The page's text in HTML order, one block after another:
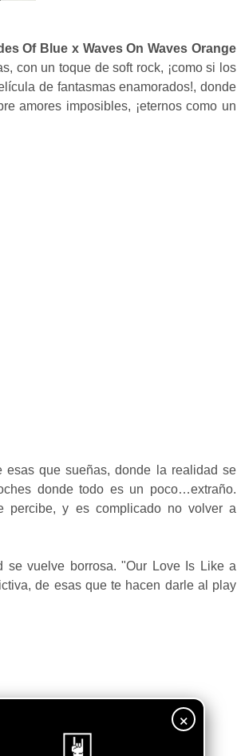
×
Of Blue x Waves On Waves Orange
con un toque de soft rock, ¡como si los
de fantasmas enamorados!, donde
amores imposibles, ¡eternos como un
que sueñas, donde la realidad se
donde todo es un poco…extraño.
percibe, y es complicado no volver a
se vuelve borrosa. "Our Love Is Like a
de esas que te hacen darle al play